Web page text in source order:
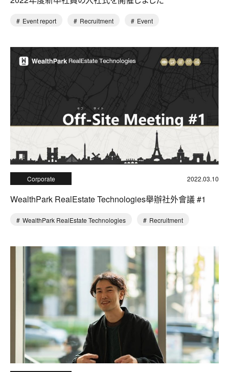
Event report Recruitment Event
Corporate 2022.03.10
WealthPark RealEstate Technologies舉辦社外會議 #1
WealthPark RealEstate Technologies Recruitment